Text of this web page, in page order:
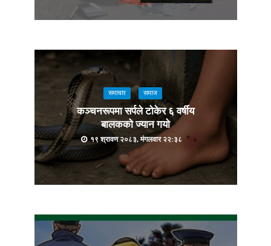
समाचार समाज
कञ्चनरूपमा सर्पले टोकेर ६ वर्षीय
बालकको ज्यान गयो
१९ श्रावण २०८३, मंगलवार २२:३८